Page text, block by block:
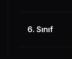
6. Sınıf